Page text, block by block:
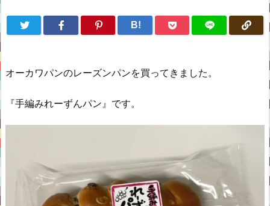
B!
オーカワパンのレーズンパンを買ってきました。
『手編みれーずんパン』です。